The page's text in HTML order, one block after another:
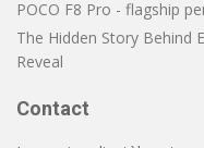
POCO F8 Pro - flagship
The Hidden Story Behind
Reveal
Contact